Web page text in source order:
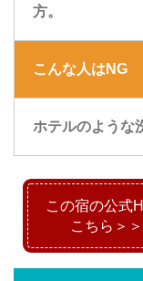
方。
こんな人はNG
ホテルのような
この宿の公式
こちら＞＞